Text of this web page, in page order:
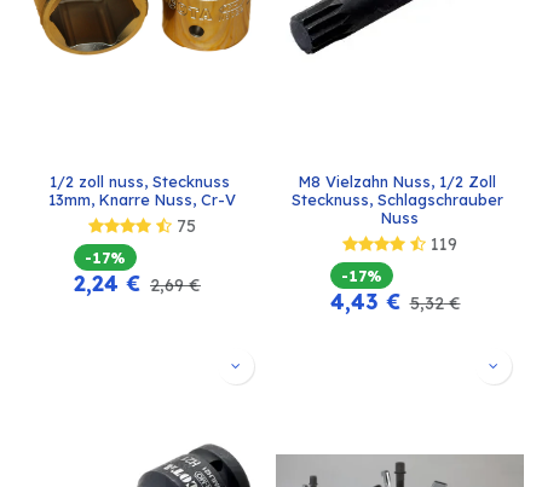
1/2 zoll nuss, Stecknuss
13mm, Knarre Nuss, Cr-V
75
-17%
2,24 € 2,69€
M8 Vielzahn Nuss, 1/2 Zoll
Stecknuss, Schlagschrauber
Nuss
119
-17%
4,43 € 5,32€